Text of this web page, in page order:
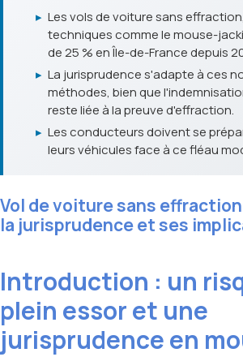
▸ Les vols de voiture sans
techniques comme le mouse-
de 25 % en Île-de-France depuis
▸ La jurisprudence s'adapte à ces
méthodes, bien que
reste liée à la preuve d'effraction.
▸ Les conducteurs doivent se
leurs véhicules face à ce fléau
Vol de voiture sans
la jurisprudence et ses
Introduction : un
plein essor et une
jurisprudence en